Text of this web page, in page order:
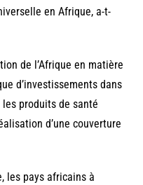
en Afrique, a-t-
de l’Afrique en matière
d’investissements dans
produits de santé
d’une couverture
les pays africains à